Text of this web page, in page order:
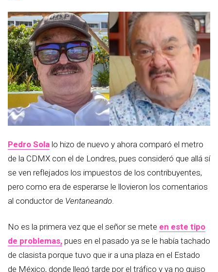
Pedro Sola lo hizo de nuevo y ahora comparó el metro
de la CDMX con el de Londres, pues consideró que allá sí
se ven reflejados los impuestos de los contribuyentes,
pero como era de esperarse le llovieron los comentarios
al conductor de Ventaneando.
No es la primera vez que el señor se mete en este tipo
de problemas, pues en el pasado ya se le había tachado
de clasista porque tuvo que ir a una plaza en el Estado
de México, donde llegó tarde por el tráfico y ya no quiso